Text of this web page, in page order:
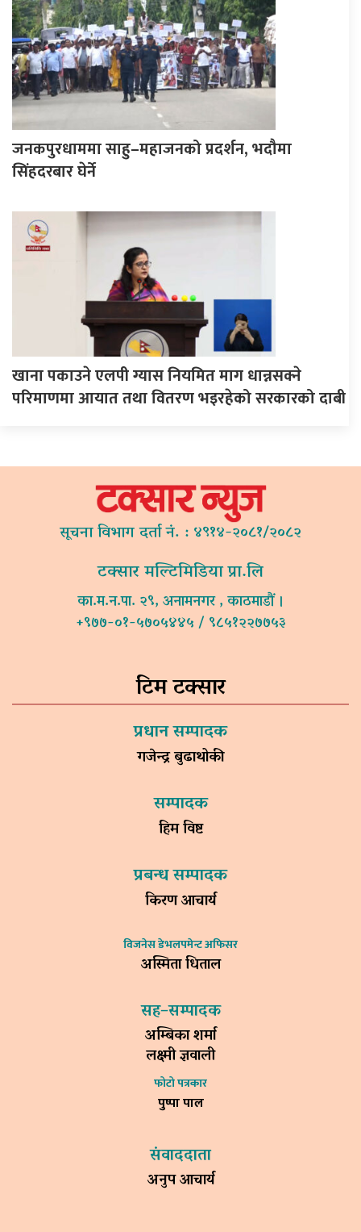
जनकपुरधाममा साहु–महाजनको प्रदर्शन, भदौमा
सिंहदरबार घेर्ने
खाना पकाउने एलपी ग्यास नियमित माग धान्नसक्ने
परिमाणमा आयात तथा वितरण भइरहेको सरकारको दाबी
सूचना विभाग दर्ता नं. : ४९१४-२०८१/२०८२
टक्सार मल्टिमिडिया प्रा.लि
का.म.न.पा. २९, अनामनगर , काठमाडौं ।
+९७७-०१-५७०५४४५ / ९८५१२२७७५३
टिम टक्सार
प्रधान सम्पादक
गजेन्द्र बुढाथोकी
सम्पादक
हिम विष्ट
प्रबन्ध सम्पादक
किरण आचार्य
विजनेस डेभलपमेन्ट अफिसर
अस्मिता धिताल
सह–सम्पादक
अम्बिका शर्मा
लक्ष्मी ज्ञवाली
फोटो पत्रकार
पुष्पा पाल
संवाददाता
अनुप आचार्य